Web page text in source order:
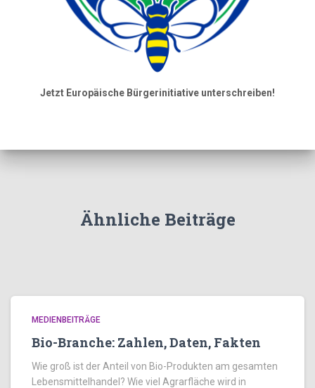
Jetzt Europäische Bürgerinitiative unterschreiben!
Ähnliche Beiträge
MEDIENBEITRÄGE
Bio-Branche: Zahlen, Daten, Fakten
Wie groß ist der Anteil von Bio-Produkten am gesamten
Lebensmittelhandel? Wie viel Agrarfläche wird in